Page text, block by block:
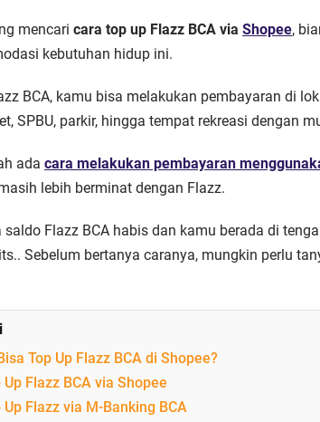
mencari cara top up Flazz BCA via Shopee,
kebutuhan hidup ini.
BCA, kamu bisa melakukan pembayaran di
SPBU, parkir, hingga tempat rekreasi dengan
ada cara melakukan pembayaran
lebih berminat dengan Flazz.
saldo Flazz BCA habis dan kamu berada di
Sebelum bertanya caranya, mungkin perlu
Top Up Flazz BCA di Shopee?
Up Flazz BCA via Shopee
Up Flazz via M-Banking BCA